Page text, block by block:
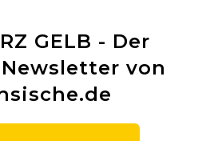
GELB - Der
von